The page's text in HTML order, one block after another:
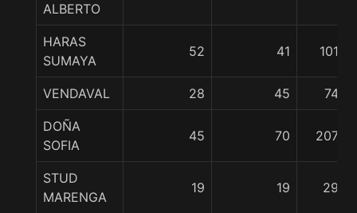
ALBERTO
HARAS
SUMAYA
52 41 101
VENDAVAL 28 45 74
DOÑA
SOFIA
45 70 207
STUD
MARENGA
19 19 29